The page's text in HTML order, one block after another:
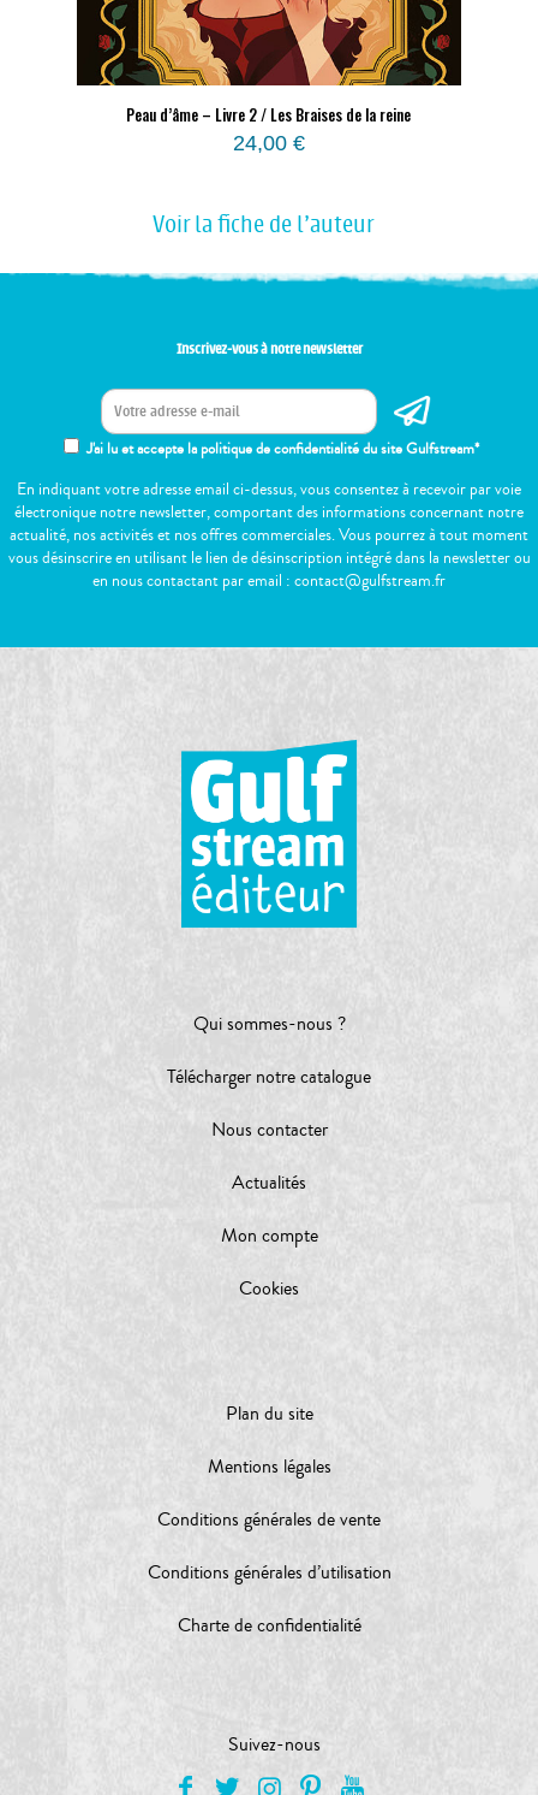
Peau d’âme – Livre 2 / Les Braises de la reine
24,00 €
Voir la fiche de l'auteur
Inscrivez-vous à notre newsletter
J'ai lu et accepte la politique de confidentialité du site Gulfstream*
En indiquant votre adresse email ci-dessus, vous consentez à recevoir par voie
électronique notre newsletter, comportant des informations concernant notre
actualité, nos activités et nos offres commerciales. Vous pourrez à tout moment
vous désinscrire en utilisant le lien de désinscription intégré dans la newsletter ou
en nous contactant par email : contact@gulfstream.fr
Qui sommes-nous ?
Télécharger notre catalogue
Nous contacter
Actualités
Mon compte
Cookies
Plan du site
Mentions légales
Conditions générales de vente
Conditions générales d’utilisation
Charte de confidentialité
Suivez-nous